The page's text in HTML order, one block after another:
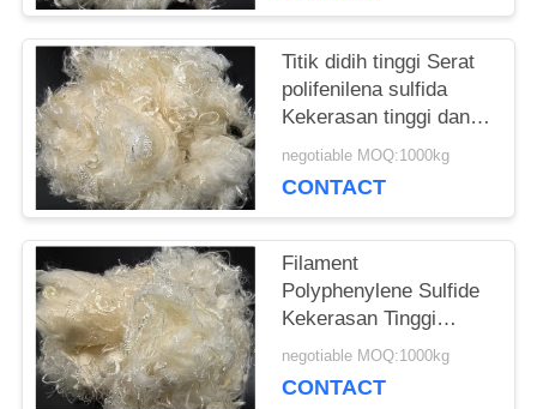
Titik didih tinggi Serat
polifenilena sulfida
Kekerasan tinggi dan
kekuatan tarik
negotiable MOQ:1000kg
CONTACT
Filament
Polyphenylene Sulfide
Kekerasan Tinggi
dengan Ketahanan
negotiable MOQ:1000kg
CONTACT